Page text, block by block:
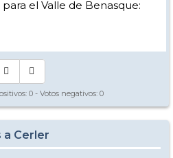
el Valle de Benasque:
0 - Votos negativos: 0
a Cerler